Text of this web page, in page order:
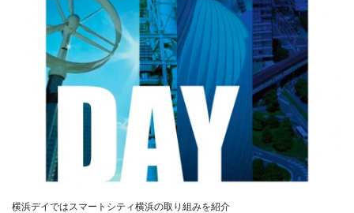
横浜デイではスマートシティ横浜の取り組みを紹介